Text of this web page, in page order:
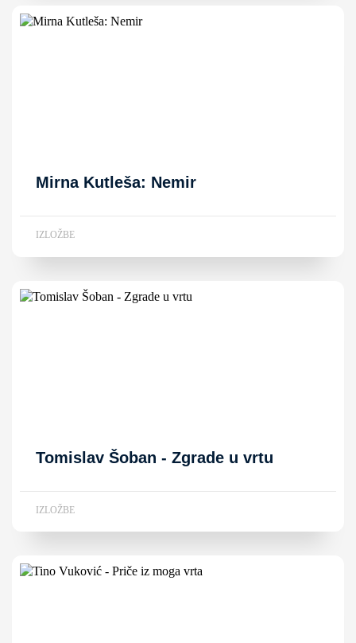
Mirna Kutleša: Nemir
IZLOŽBE
Tomislav Šoban - Zgrade u vrtu
IZLOŽBE